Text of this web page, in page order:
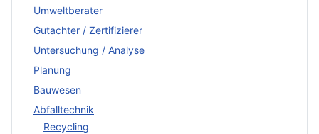
Umweltberater
Gutachter / Zertifizierer
Untersuchung / Analyse
Planung
Bauwesen
Abfalltechnik
Recycling